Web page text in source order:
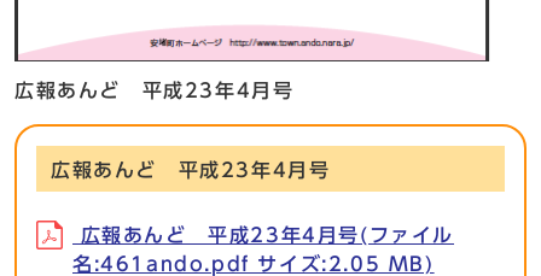
広報あんど 平成23年4月号
広報あんど 平成23年4月号
広報あんど 平成23年4月号(ファイル
名:461ando.pdf サイズ:2.05 MB)